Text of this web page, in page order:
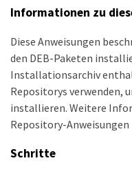
Informationen zu
Diese Anweisungen
den DEB-Paketen
Installationsarchiv
Repositorys verwenden,
installieren. Weitere
Repository-
Schritte